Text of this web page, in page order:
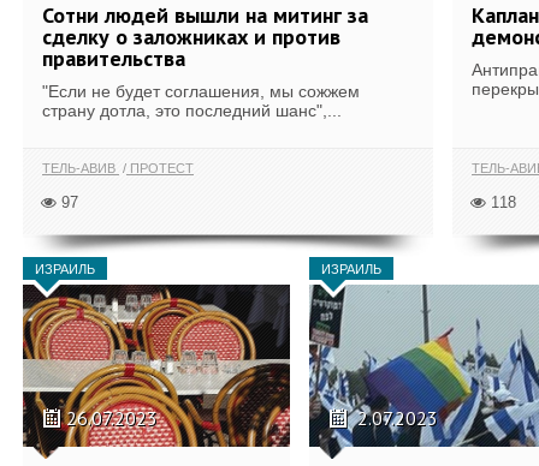
Сотни людей вышли на митинг за
сделку о заложниках и против
правительства
"Если не будет соглашения, мы сожжем
страну дотла, это последний шанс",...
ТЕЛЬ-АВИВ ПРОТЕСТ
97
ТЕЛЬ-
118
ИЗРАИЛЬ
26.07.2023
ИЗРАИЛЬ
2.07.2023